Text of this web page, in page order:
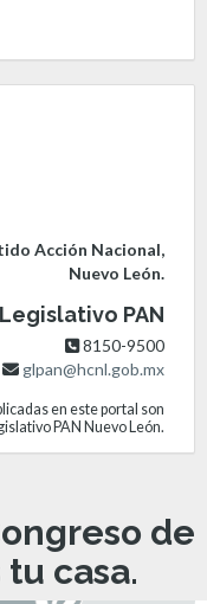
Acción Nacional,
Nuevo León.
PAN
8150-9500
glpan@hcnl.gob.mx
en este portal son
PAN Nuevo León.
de
casa.